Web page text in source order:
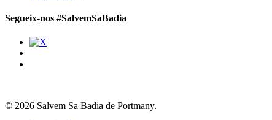
Segueix-nos #SalvemSaBadia
© 2026 Salvem Sa Badia de Portmany.